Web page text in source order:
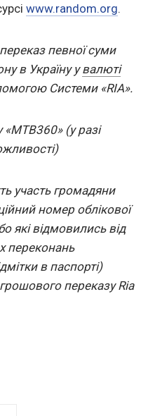
www.random.org.
певної суми
в Україну увалюті
Системи «RIA».
«МТВ360» (у разі
участь громадяни
номер облікової
які відмовились від
переконань
в паспорті)
переказу Ria